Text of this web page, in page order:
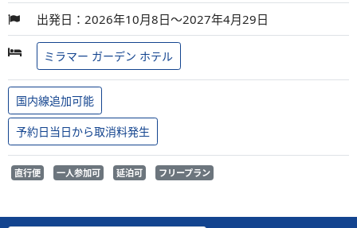
出発日：2026年10月8日～2027年4月29日
ミラマー ガーデン ホテル
国内線追加可能
予約日当日から取消料発生
直行便 一人参加可 延泊可 フリープラン